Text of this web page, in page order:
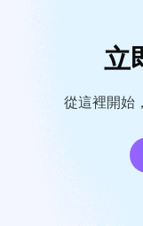
立
從這裡開始